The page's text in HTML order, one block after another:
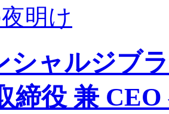
明け
シャルジブ
締役 兼